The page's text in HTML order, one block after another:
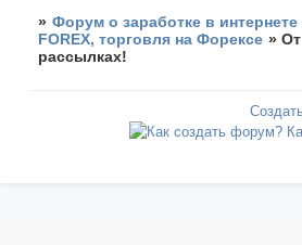
» Форум о заработке в интернете
FOREX, торговля на Форексе »
рассылках!